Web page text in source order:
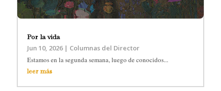
Por la vida
Jun 10, 2026| Columnas del Director
Estamos en la segunda semana, luego de conocidos...
leer más